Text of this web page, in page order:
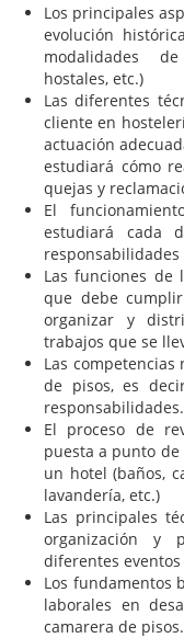
Los principales
evolución
modalidades
hostales, etc.)
Las diferentes
cliente en
actuación
estudiará cómo
quejas y
El
estudiará cada
Las funciones de
que debe
organizar y
trabajos que se
Las
de pisos, es
responsabilidades.
El proceso de
puesta a punto de
un hotel (baños,
lavandería, etc.)
Las principales
organización y
diferentes
Los fundamentos
laborales en
camarera de pisos.